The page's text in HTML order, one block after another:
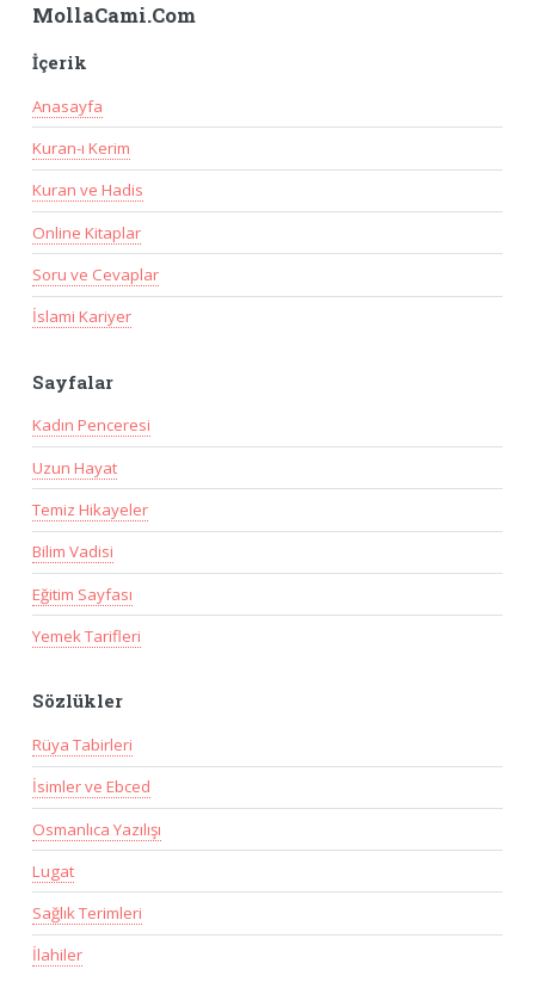
MollaCami.Com
İçerik
Anasayfa
Kuran-ı Kerim
Kuran ve Hadis
Online Kitaplar
Soru ve Cevaplar
İslami Kariyer
Sayfalar
Kadın Penceresi
Uzun Hayat
Temiz Hikayeler
Bilim Vadisi
Eğitim Sayfası
Yemek Tarifleri
Sözlükler
Rüya Tabirleri
İsimler ve Ebced
Osmanlıca Yazılışı
Lugat
Sağlık Terimleri
İlahiler